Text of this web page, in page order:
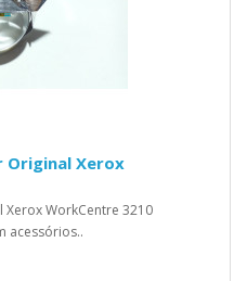
Original Xerox
Xerox WorkCentre 3210
acessórios..